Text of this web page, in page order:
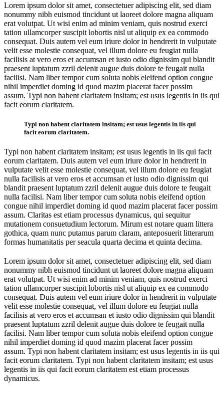
Lorem ipsum dolor sit amet, consectetuer adipiscing elit, sed diam
nonummy nibh euismod tincidunt ut laoreet dolore magna aliquam
erat volutpat. Ut wisi enim ad minim veniam, quis nostrud exerci
tation ullamcorper suscipit lobortis nisl ut aliquip ex ea commodo
consequat. Duis autem vel eum iriure dolor in hendrerit in vulputate
velit esse molestie consequat, vel illum dolore eu feugiat nulla
facilisis at vero eros et accumsan et iusto odio dignissim qui blandit
praesent luptatum zzril delenit augue duis dolore te feugait nulla
facilisi. Nam liber tempor cum soluta nobis eleifend option congue
nihil imperdiet doming id quod mazim placerat facer possim
assum. Typi non habent claritatem insitam; est usus legentis in iis qui
facit eorum claritatem.
Typi non habent claritatem insitam; est usus legentis in iis qui
facit eorum claritatem.
Typi non habent claritatem insitam; est usus legentis in iis qui facit
eorum claritatem. Duis autem vel eum iriure dolor in hendrerit in
vulputate velit esse molestie consequat, vel illum dolore eu feugiat
nulla facilisis at vero eros et accumsan et iusto odio dignissim qui
blandit praesent luptatum zzril delenit augue duis dolore te feugait
nulla facilisi. Nam liber tempor cum soluta nobis eleifend option
congue nihil imperdiet doming id quod mazim placerat facer possim
assum. Claritas est etiam processus dynamicus, qui sequitur
mutationem consuetudium lectorum. Mirum est notare quam littera
gothica, quam nunc putamus parum claram, anteposuerit litterarum
formas humanitatis per seacula quarta decima et quinta decima.
Lorem ipsum dolor sit amet, consectetuer adipiscing elit, sed diam
nonummy nibh euismod tincidunt ut laoreet dolore magna aliquam
erat volutpat. Ut wisi enim ad minim veniam, quis nostrud exerci
tation ullamcorper suscipit lobortis nisl ut aliquip ex ea commodo
consequat. Duis autem vel eum iriure dolor in hendrerit in vulputate
velit esse molestie consequat, vel illum dolore eu feugiat nulla
facilisis at vero eros et accumsan et iusto odio dignissim qui blandit
praesent luptatum zzril delenit augue duis dolore te feugait nulla
facilisi. Nam liber tempor cum soluta nobis eleifend option congue
nihil imperdiet doming id quod mazim placerat facer possim
assum. Typi non habent claritatem insitam; est usus legentis in iis qui
facit eorum claritatem. Typi non habent claritatem insitam; est usus
legentis in iis qui facit eorum claritatem est etiam processus
dynamicus.